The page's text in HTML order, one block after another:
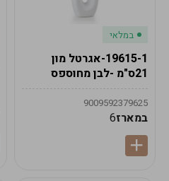
במלאי
19615-1-אגרטל מון
21ס"מ -לבן מחוספס
9009592379625
במארז6